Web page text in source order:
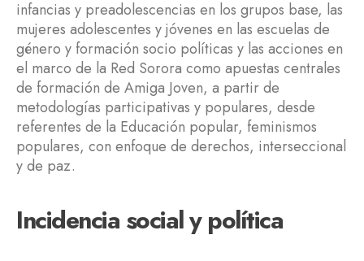
infancias y preadolescencias en los grupos base, las
mujeres adolescentes y jóvenes en las escuelas de
género y formación socio políticas y las acciones en
el marco de la Red Sorora como apuestas centrales
de formación de Amiga Joven, a partir de
metodologías participativas y populares, desde
referentes de la Educación popular, feminismos
populares, con enfoque de derechos, interseccional
y de paz.
Incidencia social y política